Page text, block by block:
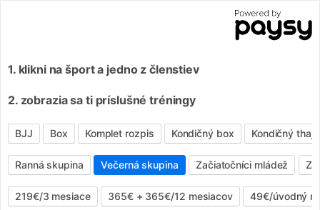
1. klikni na šport a jedno z členstiev
2. zobrazia sa ti príslušné tréningy
BJJ Box Komplet rozpis Kondičný box Kondičný
Ranná skupina Večerná skupina Začiatočníci mládež
219€/3 mesiace 365€ + 365€/12 mesiacov 49€/úvodný